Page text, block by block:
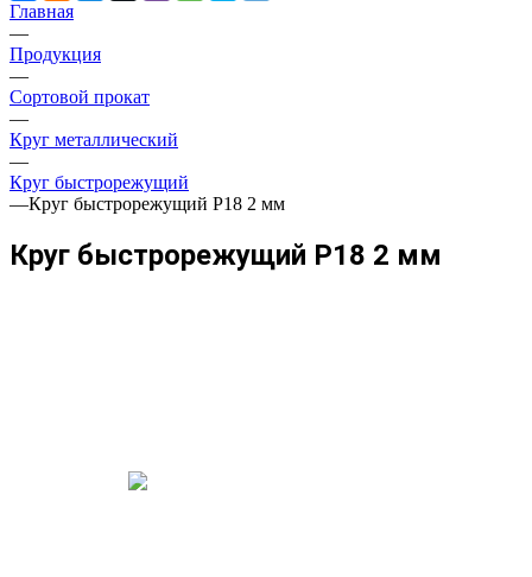
Главная
—
Продукция
—
Сортовой прокат
—
Круг металлический
—
Круг быстрорежущий
—Круг быстрорежущий Р18 2 мм
Круг быстрорежущий Р18 2 мм